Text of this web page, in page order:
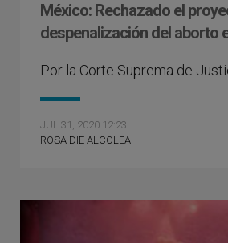
México: Rechazado el
despenalización del aborto
Por la Corte Suprema de
JUL 31, 2020 12:23
ROSA DIE ALCOLEA